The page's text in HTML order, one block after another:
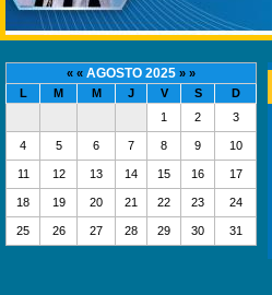
« « AGOSTO 2025 » »
L
M M J V S
D
1
2 3
4 5 6 7 8 9 10
11 12 13 14 15 16 17
18 19 20 21 22 23 24
25 26 27 28 29 30 31